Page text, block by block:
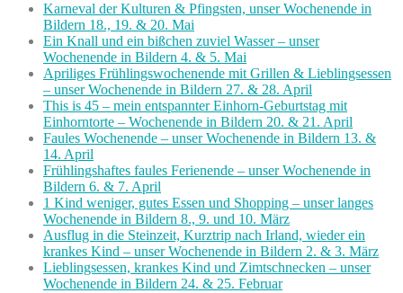
Karneval der Kulturen & Pfingsten, unser Wochenende in
Bildern 18., 19. & 20. Mai
Ein Knall und ein bißchen zuviel Wasser – unser
Wochenende in Bildern 4. & 5. Mai
Apriliges Frühlingswochenende mit Grillen & Lieblingsessen
– unser Wochenende in Bildern 27. & 28. April
This is 45 – mein entspannter Einhorn-Geburtstag mit
Einhorntorte – Wochenende in Bildern 20. & 21. April
Faules Wochenende – unser Wochenende in Bildern 13. &
14. April
Frühlingshaftes faules Ferienende – unser Wochenende in
Bildern 6. & 7. April
1 Kind weniger, gutes Essen und Shopping – unser langes
Wochenende in Bildern 8., 9. und 10. März
Ausflug in die Steinzeit, Kurztrip nach Irland, wieder ein
krankes Kind – unser Wochenende in Bildern 2. & 3. März
Lieblingsessen, krankes Kind und Zimtschnecken – unser
Wochenende in Bildern 24. & 25. Februar